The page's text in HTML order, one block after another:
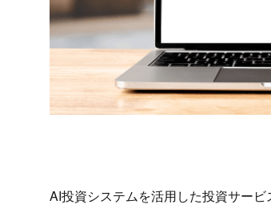
AI投資システムを活用した投資サービ